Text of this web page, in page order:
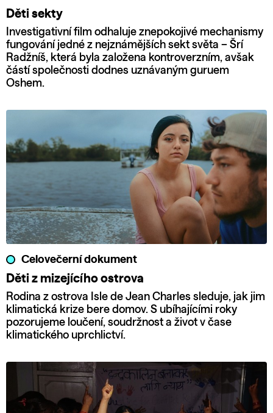
Děti sekty
Investigativní film odhaluje znepokojivé mechanismy
fungování jedné z nejznámějších sekt světa – Šrí
Radžníš, která byla založena kontroverzním, avšak
částí společnosti dodnes uznávaným guruem
Oshem.
Celovečerní dokument
Děti z mizejícího ostrova
Rodina z ostrova Isle de Jean Charles sleduje, jak jim
klimatická krize bere domov. S ubíhajícími roky
pozorujeme loučení, soudržnost a život v čase
klimatického uprchlictví.